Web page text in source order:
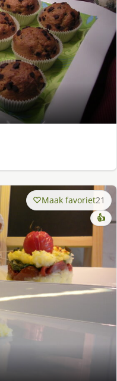
Maak favoriet21
👍